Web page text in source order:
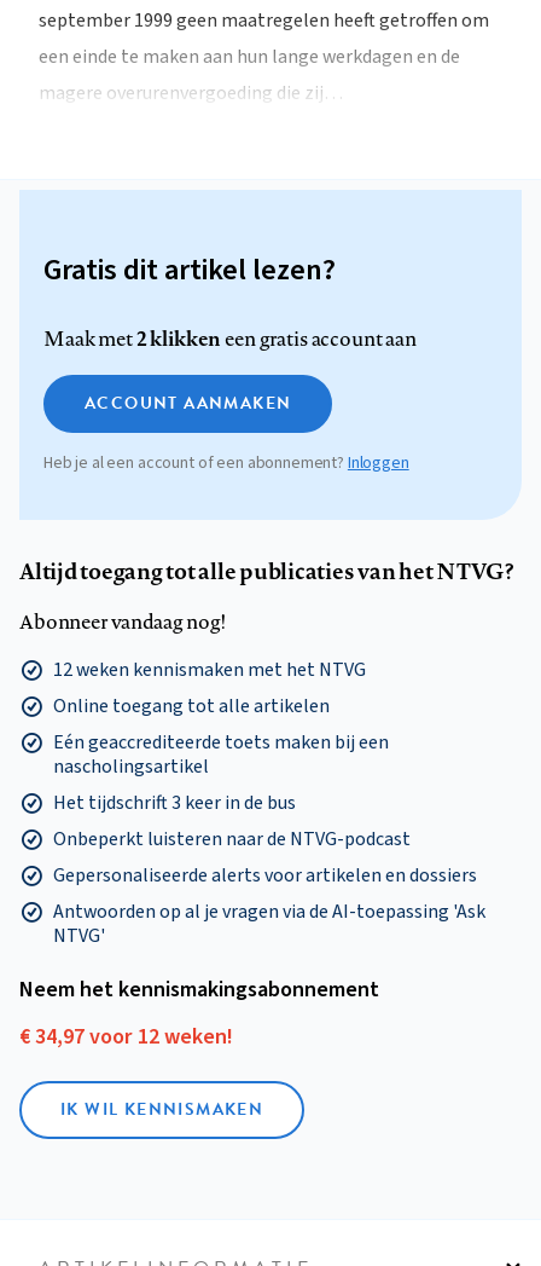
september 1999 geen maatregelen heeft getroffen om
een einde te maken aan hun lange werkdagen en de
magere overurenvergoeding die zij…
Gratis dit artikel lezen?
Maak met2 klikkeneen gratis account aan
ACCOUNT AANMAKEN
Heb je al een account of een abonnement? Inloggen
Altijd toegang tot alle publicaties van het NTVG?
Abonneer vandaag nog!
12 weken kennismaken met het NTVG
Online toegang tot alle artikelen
Eén geaccrediteerde toets maken bij een
nascholingsartikel
Het tijdschrift 3 keer in de bus
Onbeperkt luisteren naar de NTVG-podcast
Gepersonaliseerde alerts voor artikelen en dossiers
Antwoorden op al je vragen via de AI-toepassing 'Ask
NTVG'
Neem het kennismakings­abonnement
€ 34,97 voor 12 weken!
IK WIL KENNISMAKEN